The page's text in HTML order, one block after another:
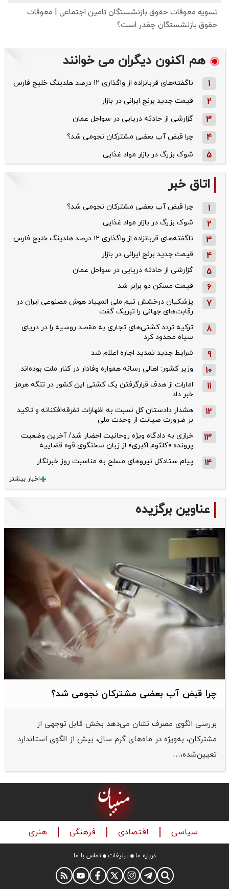
هم اکنون دیگران می خوانند
1 ناگفته‌های قربانزاده از واگذاری ۱۲ درصد هلدینگ خلیج فارس
2 قیمت جدید برنج ایرانی در بازار
3 گزارشی از حادثه دریایی در سواحل عمان
4 چرا قبض آب بعضی مشترکان نجومی شد؟
5 شوک بزرگ در بازار مواد غذایی
اتاق خبر
1 چرا قبض آب بعضی مشترکان نجومی شد؟
2 شوک بزرگ در بازار مواد غذایی
3 ناگفته‌های قربانزاده از واگذاری ۱۲ درصد هلدینگ خلیج فارس
4 قیمت جدید برنج ایرانی در بازار
5 گزارشی از حادثه دریایی در سواحل عمان
6 قیمت مسکن دو برابر شد
7
پزشکیان درخشش تیم ملی المپیاد هوش مصنوعی ایران در
رقابت‌های جهانی را تبریک گفت
8
ترکیه تردد کشتی‌های تجاری به مقصد روسیه را در دریای
سیاه محدود کرد
9 شرایط جدید تمدید اجاره اعلام شد
10 وزیر کشور: اهالی رسانه همواره وفادار در کنار ملت بوده‌اند
11
امارات از هدف قرارگرفتن یک کشتی این کشور در تنگه هرمز
خبر داد
12
هشدار دادستان کل نسبت به اظهارات تفرقه‌افکنانه و تاکید
بر ضرورت صیانت از وحدت ملی
13
خرازی به دادگاه ویژه روحانیت احضار شد/ آخرین وضعیت
پرونده «کلثوم اکبری» از زبان سخنگوی قوه قضاییه
14 پیام ستادکل نیروهای مسلح به مناسبت روز خبرنگار
اخبار بیشتر
عناوین برگزیده
چرا قبض آب بعضی مشترکان نجومی شد؟
بررسی الگوی مصرف نشان می‌دهد بخش قابل توجهی از
مشترکان، به‌ویژه در ماه‌های گرم سال، بیش از الگوی استاندارد
تعیین‌شده،…
سیاسی اقتصادی فرهنگی هنری
درباره ما تبلیغات تماس با ما